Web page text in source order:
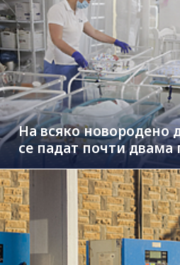
На всяко новородено
се падат почти двама